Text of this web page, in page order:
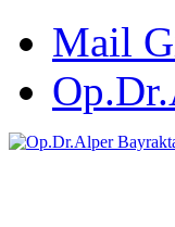
Mail